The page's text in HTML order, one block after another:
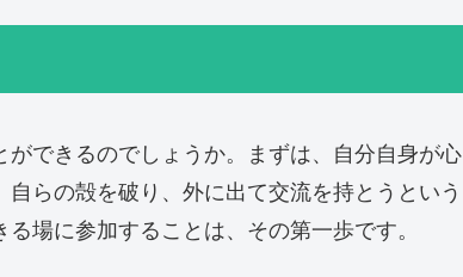
できるのでしょうか。まずは、自分自身が心
らの殻を破り、外に出て交流を持とうという
場に参加することは、その第一歩です。